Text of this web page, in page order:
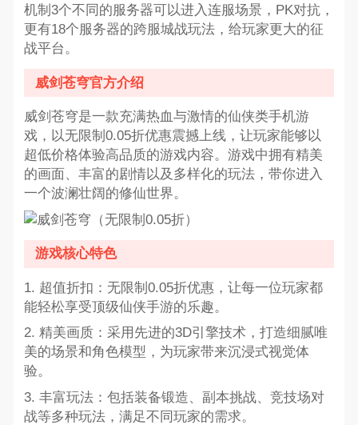
机制3个不同的服务器可以进入连服场景，PK对抗，
更有18个服务器的跨服城战玩法，给玩家更大的征
战平台。
威剑苍穹官方介绍
威剑苍穹是一款充满热血与激情的仙侠类手机游
戏，以无限制0.05折优惠震撼上线，让玩家能够以
超低价格体验高品质的游戏内容。游戏中拥有精美
的画面、丰富的剧情以及多样化的玩法，带你进入
一个波澜壮阔的修仙世界。
游戏核心特色
1. 超值折扣：无限制0.05折优惠，让每一位玩家都
能轻松享受顶级仙侠手游的乐趣。
2. 精美画质：采用先进的3D引擎技术，打造细腻唯
美的场景和角色模型，为玩家带来沉浸式视觉体
验。
3. 丰富玩法：包括装备锻造、副本挑战、竞技场对
战等多种玩法，满足不同玩家的需求。